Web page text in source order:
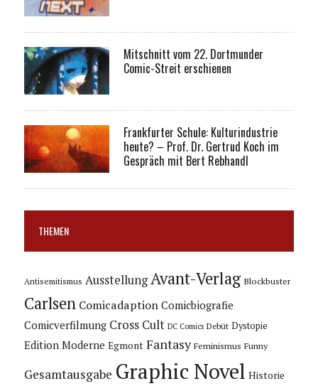
Mitschnitt vom 22. Dortmunder
Comic-Streit erschienen
Frankfurter Schule: Kulturindustrie
heute? – Prof. Dr. Gertrud Koch im
Gespräch mit Bert Rebhandl
THEMEN
Antisemitismus Ausstellung Avant-Verlag Blockbuster
Carlsen Comicadaption Comicbiografie
Comicverfilmung Cross Cult DC Comics Debüt Dystopie
Edition Moderne Egmont Fantasy Feminismus Funny
Gesamtausgabe Graphic Novel Historie